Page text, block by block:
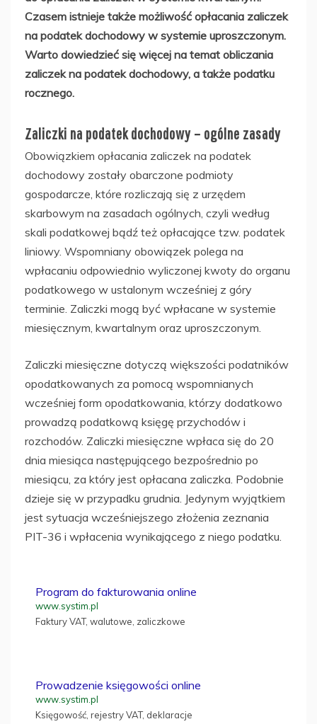
Czasem istnieje także możliwość opłacania zaliczek
na podatek dochodowy w systemie uproszczonym.
Warto dowiedzieć się więcej na temat obliczania
zaliczek na podatek dochodowy, a także podatku
rocznego.
Zaliczki na podatek dochodowy – ogólne zasady
Obowiązkiem opłacania zaliczek na podatek
dochodowy zostały obarczone podmioty
gospodarcze, które rozliczają się z urzędem
skarbowym na zasadach ogólnych, czyli według
skali podatkowej bądź też opłacające tzw. podatek
liniowy. Wspomniany obowiązek polega na
wpłacaniu odpowiednio wyliczonej kwoty do organu
podatkowego w ustalonym wcześniej z góry
terminie. Zaliczki mogą być wpłacane w systemie
miesięcznym, kwartalnym oraz uproszczonym.
Zaliczki miesięczne dotyczą większości podatników
opodatkowanych za pomocą wspomnianych
wcześniej form opodatkowania, którzy dodatkowo
prowadzą podatkową księgę przychodów i
rozchodów. Zaliczki miesięczne wpłaca się do 20
dnia miesiąca następującego bezpośrednio po
miesiącu, za który jest opłacana zaliczka. Podobnie
dzieje się w przypadku grudnia. Jedynym wyjątkiem
jest sytuacja wcześniejszego złożenia zeznania
PIT-36 i wpłacenia wynikającego z niego podatku.
Program do fakturowania online
www.systim.pl
Faktury VAT, walutowe, zaliczkowe
Prowadzenie księgowości online
www.systim.pl
Księgowość, rejestry VAT, deklaracje